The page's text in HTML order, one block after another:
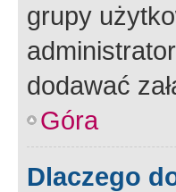
grupy
dodawać
Góra
Dlaczego